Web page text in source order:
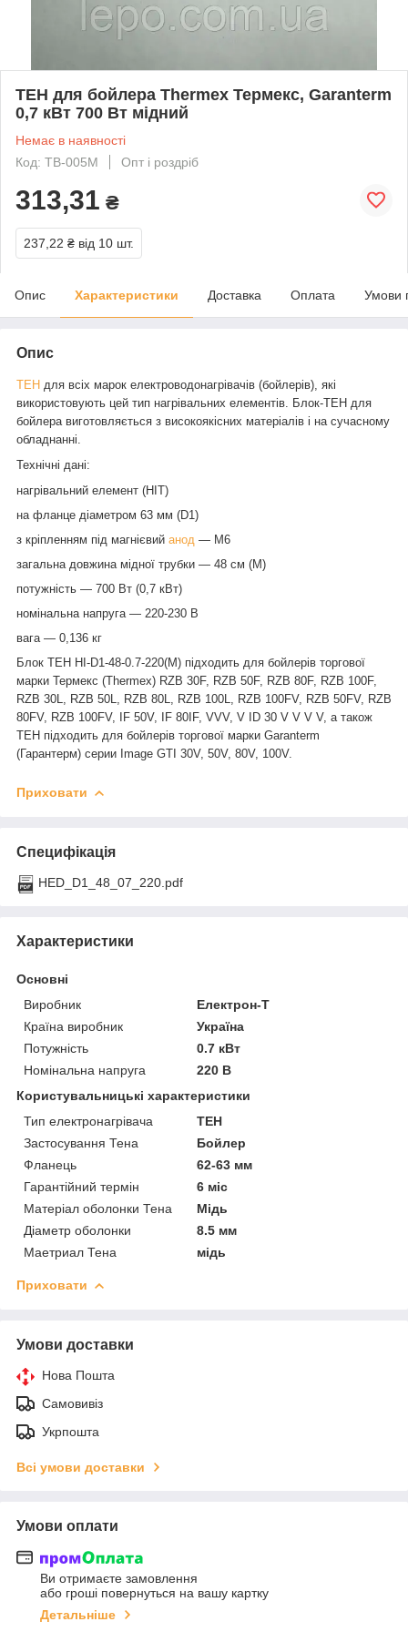
ТЕН для бойлера Thermex Термекс, Garanterm
0,7 кВт 700 Вт мідний
Немає в наявності
Код: TB-005M
Опт і роздріб
313,31 ₴
237,22 ₴ від 10 шт.
Опис Характеристики Доставка Оплата Умови
Опис
ТЕН для всіх марок електроводонагрівачів (бойлерів), які
використовують цей тип нагрівальних елементів. Блок-ТЕН для
бойлера виготовляється з високоякісних матеріалів і на сучасному
обладнанні.
Технічні дані:
нагрівальний елемент (НІТ)
на фланце діаметром 63 мм (D1)
з кріпленням під магнієвий анод — М6
загальна довжина мідної трубки — 48 см (М)
потужність — 700 Вт (0,7 кВт)
номінальна напруга — 220-230 В
вага — 0,136 кг
Блок ТЕН НІ-D1-48-0.7-220(М) підходить для бойлерів торгової
марки Термекс (Thermex) RZB 30F, RZB 50F, RZB 80F, RZB 100F,
RZB 30L, RZB 50L, RZB 80L, RZB 100L, RZB 100FV, RZB 50FV, RZB
80FV, RZB 100FV, IF 50V, IF 80IF, VVV, V ID 30 V V V V, а також
ТЕН підходить для бойлерів торгової марки Garanterm
(Гарантерм) серии Image GTI 30V, 50V, 80V, 100V.
Приховати
Специфікація
HED_D1_48_07_220.pdf
Характеристики
Основні
Виробник
Електрон-Т
Країна виробник
Україна
Потужність
0.7 кВт
Номінальна напруга
220 В
Користувальницькі характеристики
Тип електронагрівача
ТЕН
Застосування Тена
Бойлер
Фланець
62-63 мм
Гарантійний термін
6 міс
Матеріал оболонки Тена
Мідь
Діаметр оболонки
8.5 мм
Маетриал Тена
мідь
Приховати
Умови доставки
Нова Пошта
Самовивіз
Укрпошта
Всі умови доставки
Умови оплати
Ви отримаєте замовлення
або гроші повернуться на вашу картку
Детальніше